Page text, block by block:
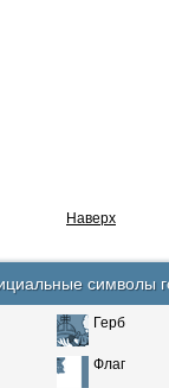
Наверх
символы
Герб
Флаг